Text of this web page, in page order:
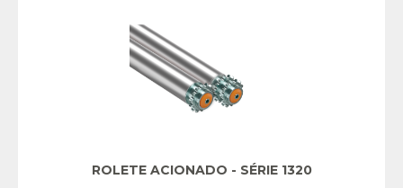
ROLETE ACIONADO - SÉRIE 1320